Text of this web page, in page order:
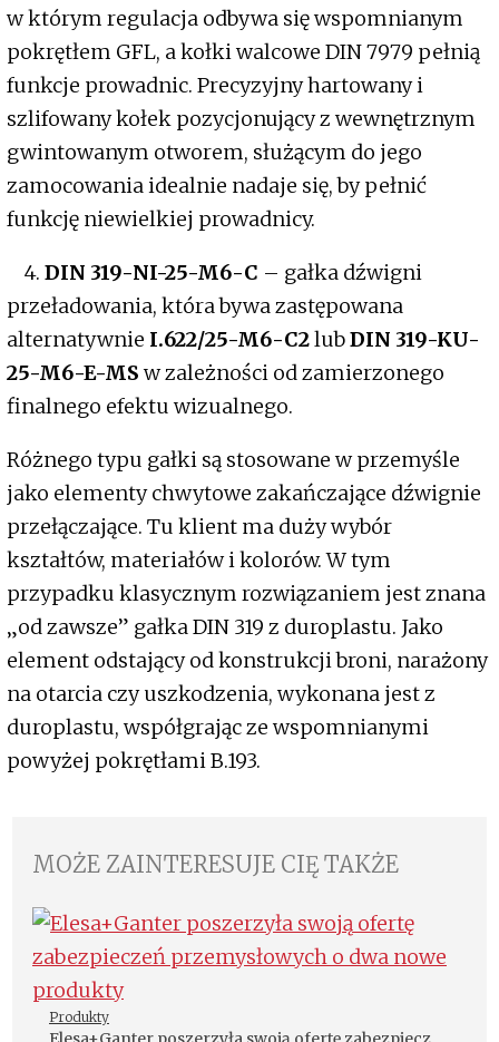
w którym regulacja odbywa się wspomnianym
pokrętłem GFL, a kołki walcowe DIN 7979 pełnią
funkcje prowadnic. Precyzyjny hartowany i
szlifowany kołek pozycjonujący z wewnętrznym
gwintowanym otworem, służącym do jego
zamocowania idealnie nadaje się, by pełnić
funkcję niewielkiej prowadnicy.
4. DIN 319-NI-25-M6-C – gałka dźwigni
przeładowania, która bywa zastępowana
alternatywnie I.622/25-M6-C2lubDIN 319-KU-
25-M6-E-MSw zależności od zamierzonego
finalnego efektu wizualnego.
Różnego typu gałki są stosowane w przemyśle
jako elementy chwytowe zakańczające dźwignie
przełączające. Tu klient ma duży wybór
kształtów, materiałów i kolorów. W tym
przypadku klasycznym rozwiązaniem jest znana
„od zawsze” gałka DIN 319 z duroplastu. Jako
element odstający od konstrukcji broni, narażony
na otarcia czy uszkodzenia, wykonana jest z
duroplastu, współgrając ze wspomnianymi
powyżej pokrętłami B.193.
MOŻE ZAINTERESUJE CIĘ TAKŻE
Produkty